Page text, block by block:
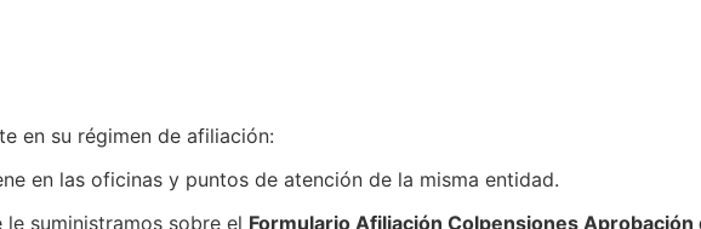
en su régimen de afiliación:
en las oficinas y puntos de atención de la misma entidad.
suministramos sobre el Formulario Afiliación Colpensiones Aprobación